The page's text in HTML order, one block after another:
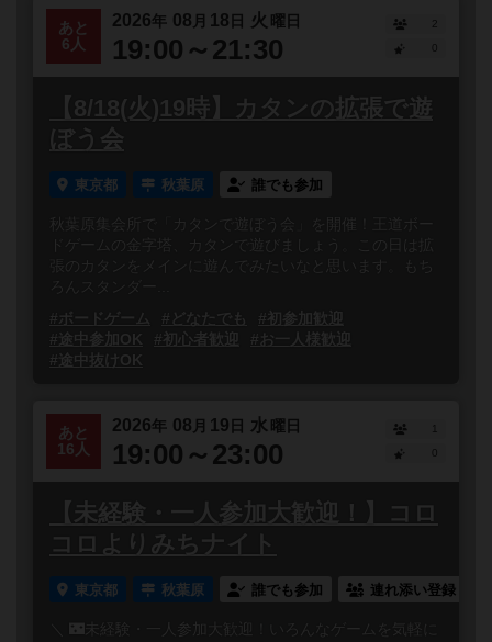
あと
6人
2026年 08 月 18 日 火 曜日
19:00～21:30
2
【8/18(火)19時】カタンの拡張で遊
ぼう会
東京都 秋葉原 誰でも参加
秋葉原集会所で「カタンで遊ぼう会」を開催！王道ボー
ドゲームの金字塔、カタンで遊びましょう。この日は拡
#ボードゲーム
#どなたでも
#初参加歓迎
#途中参加OK
#初心者歓迎
#お一人様歓迎
#途中抜けOK
あと
16人
2026年 08 月 19 日 水 曜日
19:00～23:00
1
【未経験・一人参加大歓迎！】コロ
コロよりみちナイト
東京都 秋葉原 誰でも参加 連れ添い登録
＼ 🌃未経験・一人参加大歓迎！いろんなゲームを気軽に